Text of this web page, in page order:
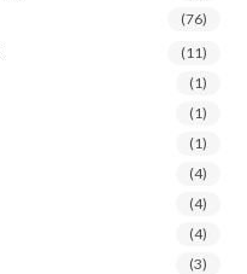
(76)
(11)
(1)
(1)
(1)
(4)
(4)
(4)
(3)